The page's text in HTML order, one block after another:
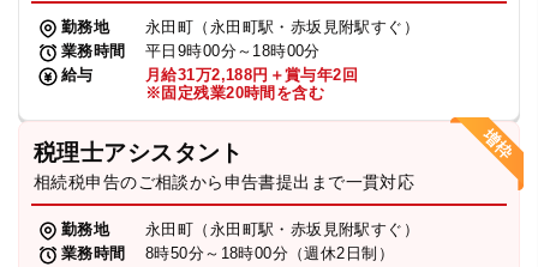
勤務地
永田町（永田町駅・赤坂見附駅すぐ）
業務時間
平日9時00分～18時00分
給与
月給31万2,188円＋賞与年2回
※固定残業20時間を含む
税理士アシスタント
相続税申告のご相談から申告書提出まで一貫対応
勤務地
永田町（永田町駅・赤坂見附駅すぐ）
業務時間
8時50分～18時00分（週休2日制）